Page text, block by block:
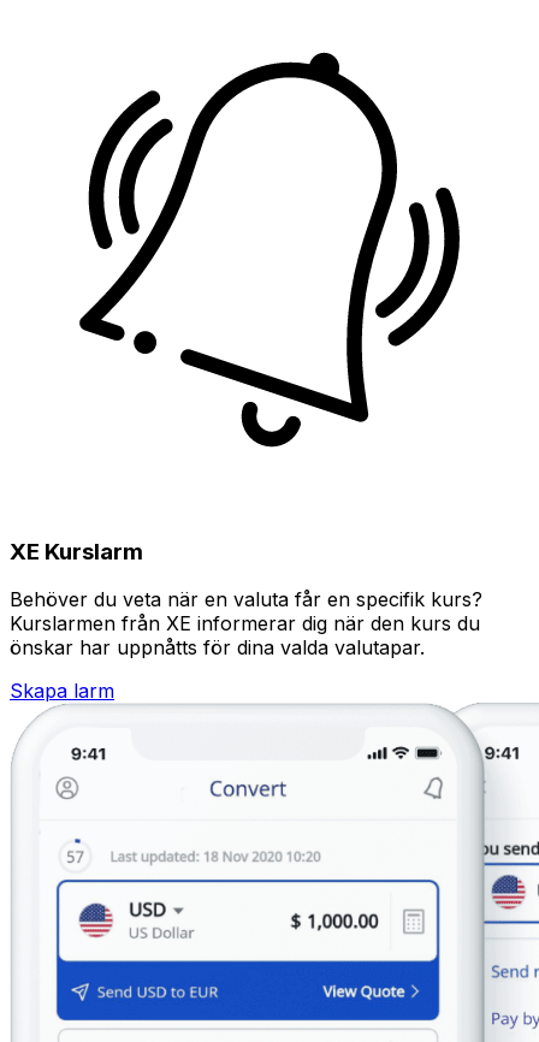
XE Kurslarm
Behöver du veta när en valuta får en specifik kurs?
Kurslarmen från XE informerar dig när den kurs du
önskar har uppnåtts för dina valda valutapar.
Skapa larm